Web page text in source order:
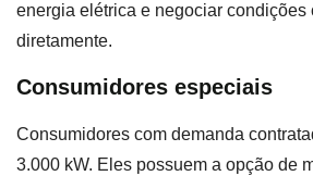
energia elétrica e negociar condições
diretamente.
Consumidores especiais
Consumidores com demanda
3.000 kW. Eles possuem a opção de